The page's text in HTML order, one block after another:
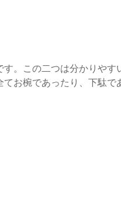
。この二つは分かりやす
お椀であったり、下駄で